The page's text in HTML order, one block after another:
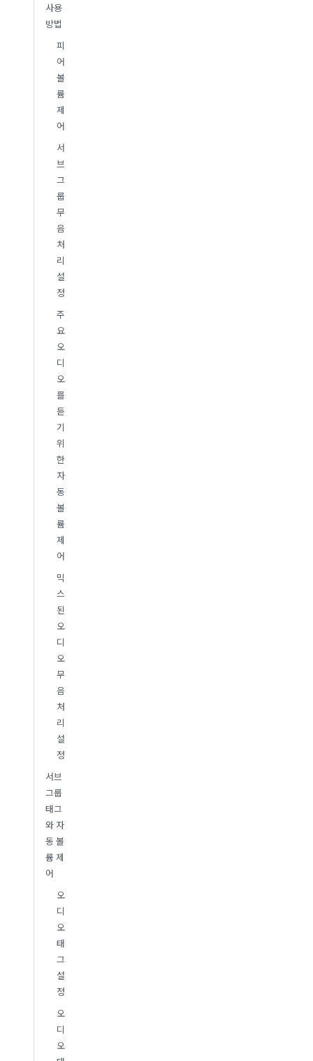
사용
방법
피
어
볼
륨
제
어
서
브
그
룹
무
음
처
리
설
정
주
요
오
디
오
를
듣
기
위
한
자
동
볼
륨
제
어
믹
스
된
오
디
오
무
음
처
리
설
정
서브
그룹
태그
와 자
동 볼
륨 제
어
오
디
오
태
그
설
정
오
디
오